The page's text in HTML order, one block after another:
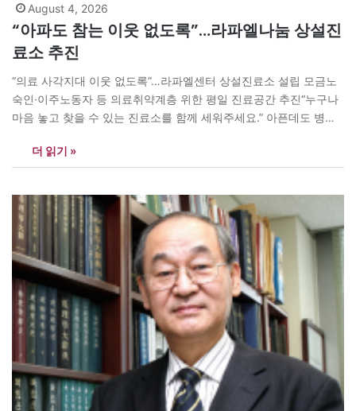
August 4, 2026
“아파도 참는 이웃 없도록”…라파엘나눔 상설진
료소 추진
“의료 사각지대 이웃 없도록”…라파엘센터 상설진료소 설립 모금노
숙인·이주노동자 등 의료취약계층 위한 평일 진료공간 추진“누구나
마음 놓고 찾을 수 있는 진료소를 함께 세워주세요.” 아픈데도 병원
달라서, 혹은 어디로 가야 할지 몰라서다. 노숙인과 이주노동자 등
의료취약계층에게는 작은 통증도 견뎌야 할 일상이 되곤 한다. “이
더 읽기 »